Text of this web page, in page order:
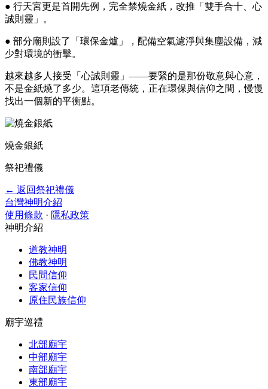
● 行天宮更是首開先例，完全禁燒金紙，改推「雙手合十、心
誠則靈」。
● 部分廟則設了「環保金爐」，配備空氣濾淨與集塵設備，減
少對環境的衝擊。
越來越多人接受「心誠則靈」——要緊的是那份敬意與心意，
不是金紙燒了多少。這項老傳統，正在環保與信仰之間，慢慢
找出一個新的平衡點。
燒金銀紙
祭祀禮儀
← 返回祭祀禮儀
台灣神明介紹
使用條款 · 隱私政策
神明介紹
道教神明
佛教神明
民間信仰
客家信仰
原住民族信仰
廟宇巡禮
北部廟宇
中部廟宇
南部廟宇
東部廟宇